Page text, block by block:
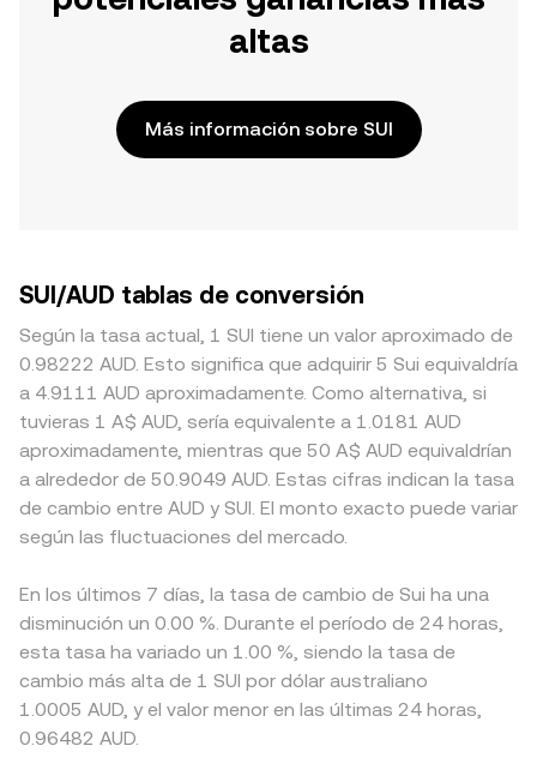
altas
Más información sobre SUI
SUI/AUD tablas de conversión
Según la tasa actual, 1 SUI tiene un valor aproximado de
0.98222 AUD. Esto significa que adquirir 5 Sui equivaldría
a 4.9111 AUD aproximadamente. Como alternativa, si
tuvieras 1 A$ AUD, sería equivalente a 1.0181 AUD
aproximadamente, mientras que 50 A$ AUD equivaldrían
a alrededor de 50.9049 AUD. Estas cifras indican la tasa
de cambio entre AUD y SUI. El monto exacto puede variar
según las fluctuaciones del mercado.
En los últimos 7 días, la tasa de cambio de Sui ha una
disminución un 0.00 %. Durante el período de 24 horas,
esta tasa ha variado un 1.00 %, siendo la tasa de
cambio más alta de 1 SUI por dólar australiano
1.0005 AUD, y el valor menor en las últimas 24 horas,
0.96482 AUD.